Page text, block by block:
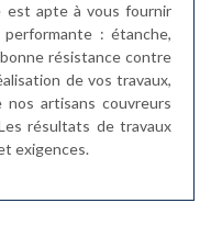
est apte à vous fournir
: étanche,
résistance contre
de vos travaux,
artisans couvreurs
résultats de travaux
exigences.